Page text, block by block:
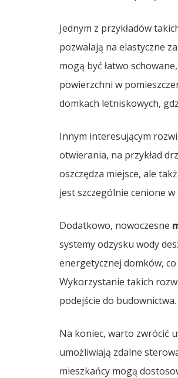
Jednym z przykładów
pozwalają na elastyczne
mogą być łatwo
powierzchni w
domkach letniskowych,
Innym interesującym
otwierania, na przykład
oszczędza miejsce, ale
jest szczególnie cenione
Dodatkowo, nowoczesne
systemy odzysku wody
energetycznej domków,
Wykorzystanie takich
podejście do budownictwa.
Na koniec, warto zwrócić
umożliwiają zdalne
mieszkańcy mogą